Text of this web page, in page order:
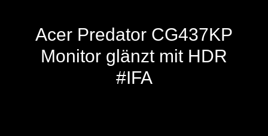
Acer Predator CG437KP
Monitor glänzt mit HDR
#IFA